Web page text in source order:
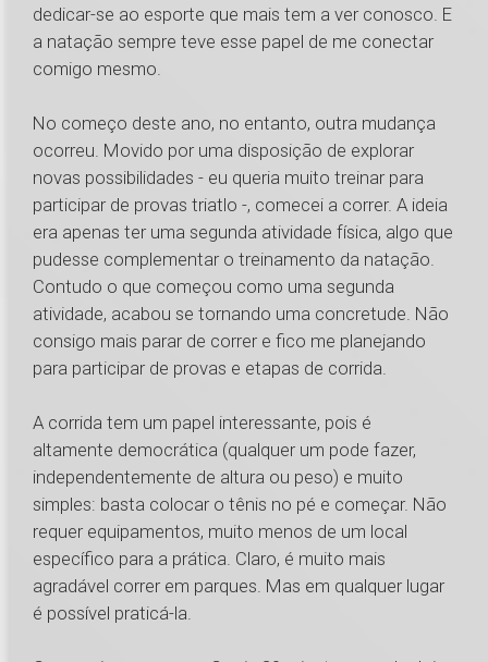
dedicar-se ao esporte que mais tem a ver conosco. E
a natação sempre teve esse papel de me conectar
comigo mesmo.
No começo deste ano, no entanto, outra mudança
ocorreu. Movido por uma disposição de explorar
novas possibilidades - eu queria muito treinar para
participar de provas triatlo -, comecei a correr. A ideia
era apenas ter uma segunda atividade física, algo que
pudesse complementar o treinamento da natação.
Contudo o que começou como uma segunda
atividade, acabou se tornando uma concretude. Não
consigo mais parar de correr e fico me planejando
para participar de provas e etapas de corrida.
A corrida tem um papel interessante, pois é
altamente democrática (qualquer um pode fazer,
independentemente de altura ou peso) e muito
simples: basta colocar o tênis no pé e começar. Não
requer equipamentos, muito menos de um local
específico para a prática. Claro, é muito mais
agradável correr em parques. Mas em qualquer lugar
é possível praticá-la.